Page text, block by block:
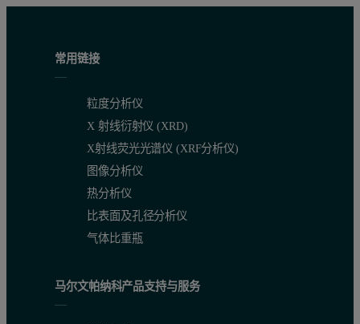
常用链接
粒度分析仪
X 射线衍射仪 (XRD)
X射线荧光光谱仪 (XRF分析仪)
图像分析仪
热分析仪
比表面及孔径分析仪
气体比重瓶
马尔文帕纳科产品支持与服务